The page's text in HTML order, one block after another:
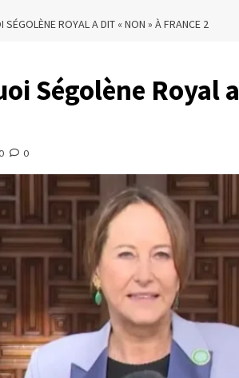
SÉGOLÈNE ROYAL A DIT « NON » À FRANCE 2
Ségolène Royal
0